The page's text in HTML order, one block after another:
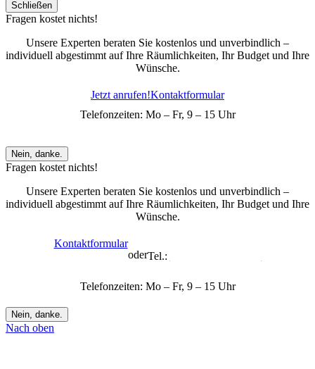
Schließen
Fragen kostet nichts!
Unsere Experten beraten Sie kostenlos und unverbindlich –
individuell abgestimmt auf Ihre Räumlichkeiten, Ihr Budget und Ihre
Wünsche.
Jetzt anrufen!Kontaktformular
Telefonzeiten: Mo – Fr, 9 – 15 Uhr
Nein, danke.
Fragen kostet nichts!
Unsere Experten beraten Sie kostenlos und unverbindlich –
individuell abgestimmt auf Ihre Räumlichkeiten, Ihr Budget und Ihre
Wünsche.
Kontaktformular
oderTel.:
Telefonzeiten: Mo – Fr, 9 – 15 Uhr
Nein, danke.
Nach oben